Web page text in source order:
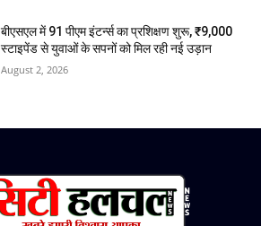
बीएसएल में 91 पीएम इंटर्न्स का प्रशिक्षण शुरू, ₹9,000
स्टाइपेंड से युवाओं के सपनों को मिल रही नई उड़ान
August 2, 2026